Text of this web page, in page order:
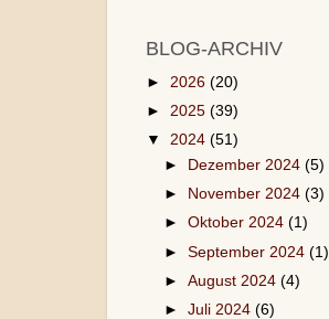
BLOG-ARCHIV
► 2026 (20)
► 2025 (39)
▼ 2024 (51)
►
Dezember 2024(5)
►
November 2024(3)
►Oktober 2024(1)
►September 2024(1)
►August 2024(4)
►Juli 2024(6)